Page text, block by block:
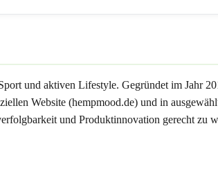
und aktiven Lifestyle. Gegründet im Jahr
Website (hempmood.de) und in
und Produktinnovation gerecht zu